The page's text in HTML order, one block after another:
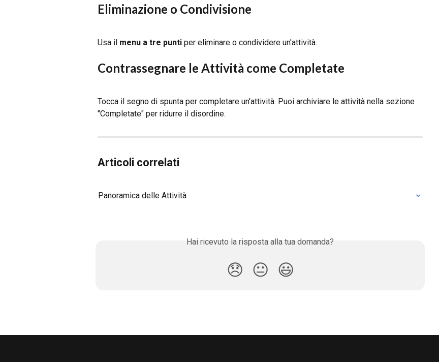
Eliminazione o Condivisione
Usa il menu a tre punti per eliminare o condividere un'attività.
Contrassegnare le Attività come Completate
Tocca il segno di spunta per completare un'attività. Puoi archiviare le attività nella sezione
"Completate" per ridurre il disordine.
Articoli correlati
Panoramica delle Attività
Hai ricevuto la risposta alla tua domanda?
😞 😐 😃